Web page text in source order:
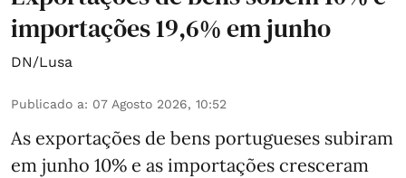
importações 19,6% em junho
DN/Lusa
Publicado a: 07 Agosto 2026, 10:52
As exportações de bens portugueses subiram
em junho 10% e as importações cresceram